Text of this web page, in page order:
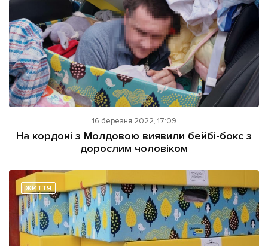
Підтримати dyvys.info
16 березня 2022, 17:09
На кордоні з Молдовою виявили бейбі-бокс з
дорослим чоловіком
ЖИТТЯ